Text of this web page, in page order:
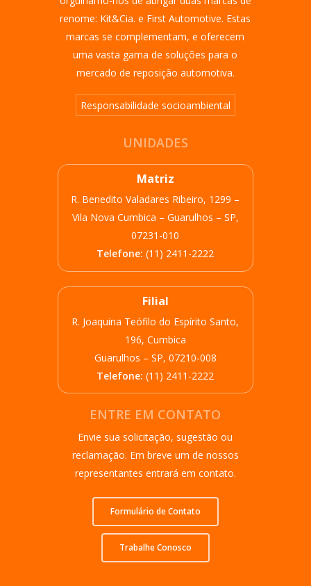
renome: Kit&Cia. e First Automotive. Estas
marcas se complementam, e oferecem
uma vasta gama de soluções para o
mercado de reposição automotiva.
Responsabilidade socioambiental
UNIDADES
Matriz
R. Benedito Valadares Ribeiro, 1299 –
Vila Nova Cumbica – Guarulhos – SP,
07231-010
Telefone:(11) 2411-2222
Filial
R. Joaquina Teófilo do Espírito Santo,
196, Cumbica
Guarulhos – SP, 07210-008
Telefone: (11) 2411-2222
ENTRE EM CONTATO
Envie sua solicitação, sugestão ou
reclamação. Em breve um de nossos
representantes entrará em contato.
Formulário de Contato
Trabalhe Conosco